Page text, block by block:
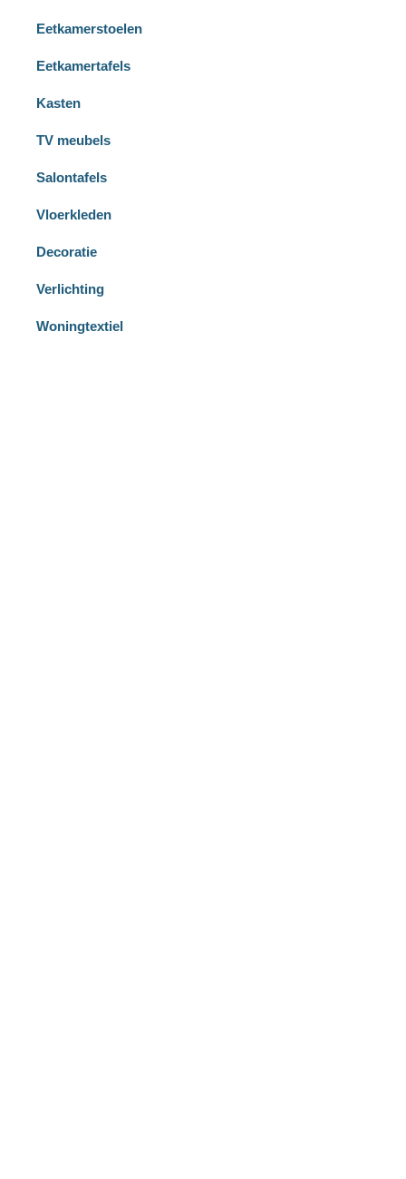
Eetkamerstoelen
Eetkamertafels
Kasten
TV meubels
Salontafels
Vloerkleden
Decoratie
Verlichting
Woningtextiel